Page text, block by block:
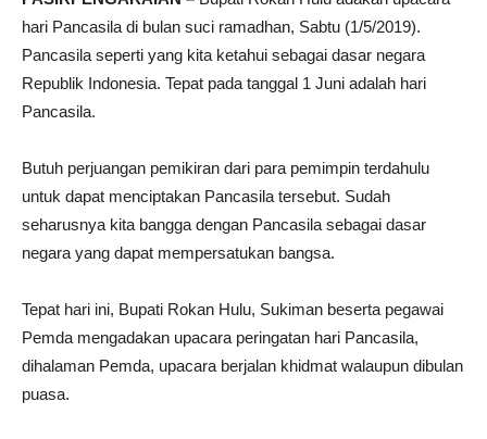
hari Pancasila di bulan suci ramadhan, Sabtu (1/5/2019).
Pancasila seperti yang kita ketahui sebagai dasar negara
Republik Indonesia. Tepat pada tanggal 1 Juni adalah hari
Pancasila.
Butuh perjuangan pemikiran dari para pemimpin terdahulu
untuk dapat menciptakan Pancasila tersebut. Sudah
seharusnya kita bangga dengan Pancasila sebagai dasar
negara yang dapat mempersatukan bangsa.
Tepat hari ini, Bupati Rokan Hulu, Sukiman beserta pegawai
Pemda mengadakan upacara peringatan hari Pancasila,
dihalaman Pemda, upacara berjalan khidmat walaupun dibulan
puasa.